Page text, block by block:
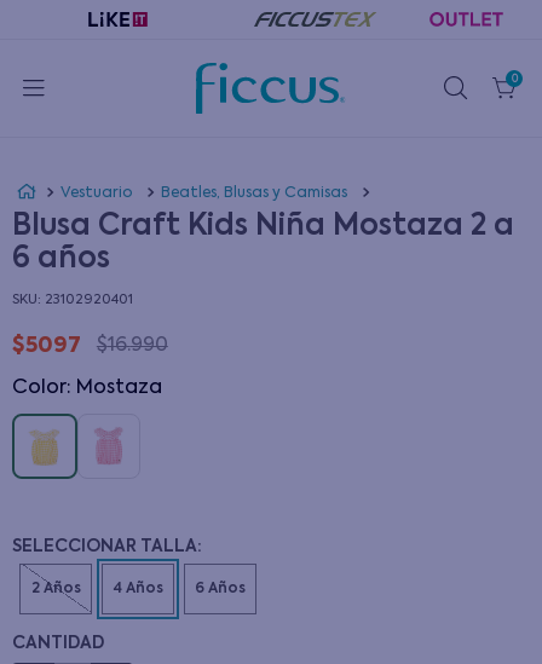
0
Vestuario Beatles, Blusas y Camisas
Blusa Craft Kids Niña Mostaza 2 a
6 años
: 23102920401
$5097 $16.990
Color: mostaza
CANTIDAD